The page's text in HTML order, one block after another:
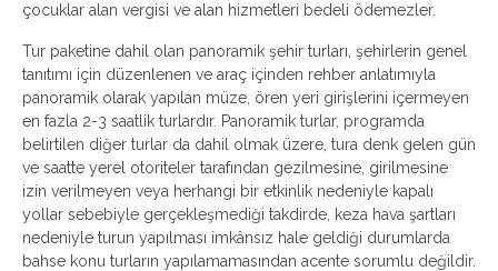
çocuklar alan vergisi ve alan hizmetleri bedeli ödemezler.
Tur paketine dahil olan panoramik şehir turları, şehirlerin genel
tanıtımı için düzenlenen ve araç içinden rehber anlatımıyla
panoramik olarak yapılan müze, ören yeri girişlerini içermeyen
en fazla 2-3 saatlik turlardır. Panoramik turlar, programda
belirtilen diğer turlar da dahil olmak üzere, tura denk gelen gün
ve saatte yerel otoriteler tarafından gezilmesine, girilmesine
izin verilmeyen veya herhangi bir etkinlik nedeniyle kapalı
yollar sebebiyle gerçekleşmediği takdirde, keza hava şartları
nedeniyle turun yapılması imkânsız hale geldiği durumlarda
bahse konu turların yapılamamasından acente sorumlu değildir.